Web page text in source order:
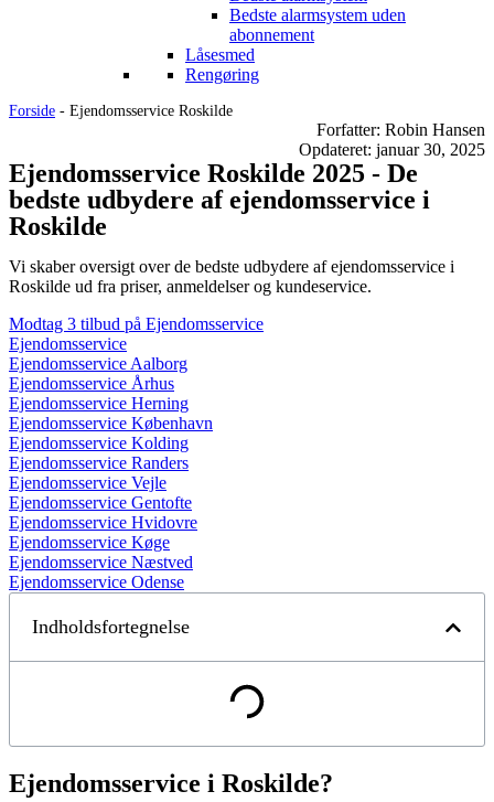
Bedste alarmsystem uden
abonnement
Låsesmed
Rengøring
Forside - Ejendomsservice Roskilde
Forfatter: Robin Hansen
Opdateret: januar 30, 2025
Ejendomsservice Roskilde 2025 - De
bedste udbydere af ejendomsservice i
Roskilde
Vi skaber oversigt over de bedste udbydere af ejendomsservice i
Roskilde ud fra priser, anmeldelser og kundeservice.
Modtag 3 tilbud på Ejendomsservice
Ejendomsservice
Ejendomsservice Aalborg
Ejendomsservice Århus
Ejendomsservice Herning
Ejendomsservice København
Ejendomsservice Kolding
Ejendomsservice Randers
Ejendomsservice Vejle
Ejendomsservice Gentofte
Ejendomsservice Hvidovre
Ejendomsservice Køge
Ejendomsservice Næstved
Ejendomsservice Odense
Indholdsfortegnelse
Ejendomsservice i Roskilde?